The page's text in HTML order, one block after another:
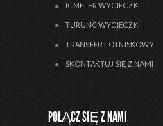
ICMELER WYCIECZKI
TURUNC WYCIECZKI
TRANSFER LOTNISKOWY
SKONTAKTUJ SIĘ Z NAMI
POŁĄCZ SIĘ Z NAMI